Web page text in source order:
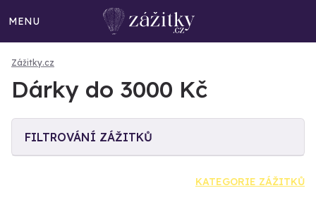
MENU
Zážitky.cz
Dárky do 3000 Kč
FILTROVÁNÍ ZÁŽITKŮ
KATEGORIE ZÁŽITKŮ